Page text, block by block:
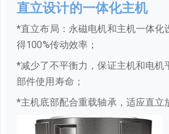
直立设计的一体化主机
*直立布局：永磁电机和主机一体化
得100%传动效率；
*减少了不平衡力，保证主机和电机
部件使用寿命；
*主机底部配合重载轴承，适应直立